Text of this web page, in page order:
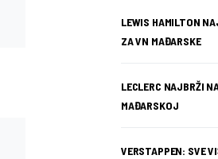
LEWIS HAMILTON
ZA VN MAĐARSKE
LECLERC NAJBRŽI
MAĐARSKOJ
VERSTAPPEN: SVE